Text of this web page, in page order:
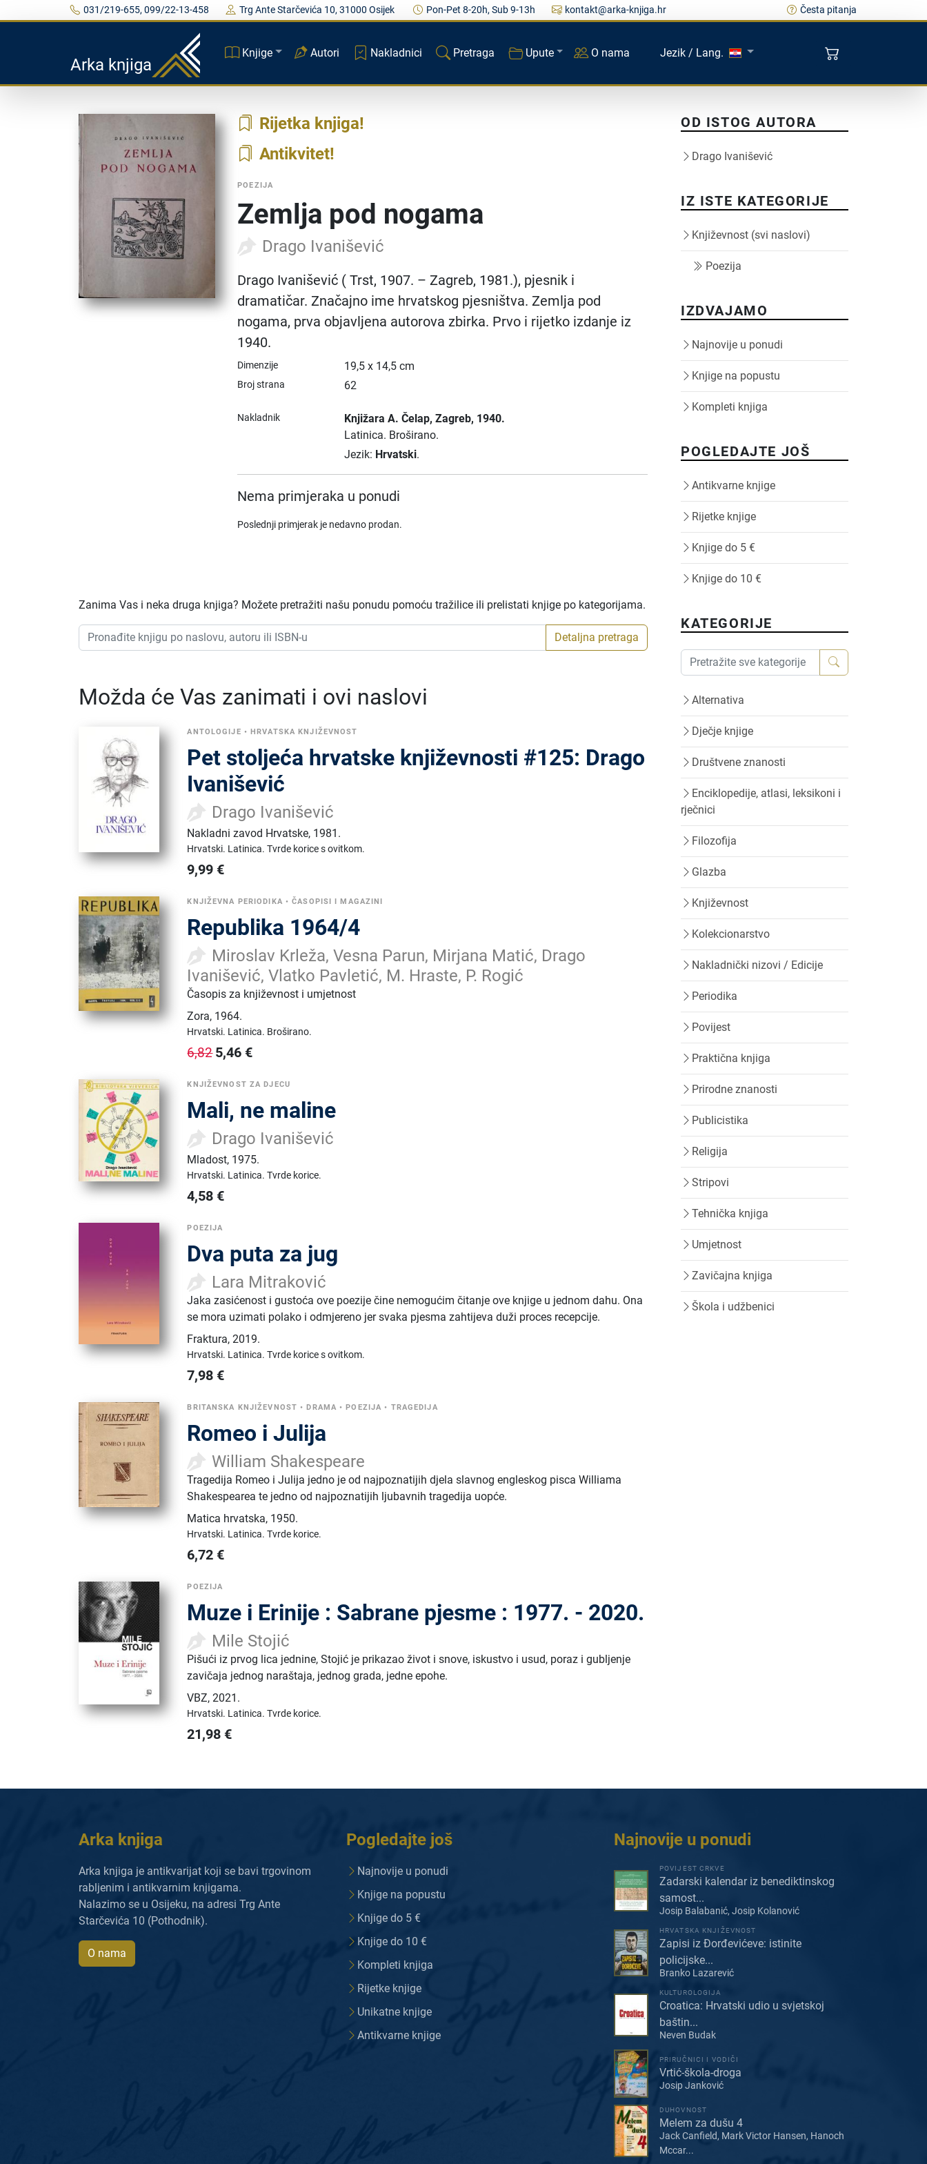
031/219-655, 099/22-13-458 Trg Ante Starčevića 10, 31000 Osijek Pon-Pet 8-20h, Sub 9-13h kontakt@arka-knjiga.hr Česta pitanja
Arka knjiga
Knjige Autori Nakladnici Pretraga Upute O nama Jezik / Lang.
Rijetka knjiga
Antikvitet
POEZIJA
Zemlja pod nogama
Drago Ivanišević
Drago Ivanišević ( Trst, 1907. – Zagreb, 1981.), pjesnik i
dramatičar. Značajno ime hrvatskog pjesništva. Zemlja pod
nogama, prva objavljena autorova zbirka. Prvo i rijetko izdanje iz
1940.
Dimenzije 19,5 x 14,5 cm
Broj strana 62
Nakladnik Knjižara A. Čelap, Zagreb, 1940.
Latinica. Broširano.
Jezik: Hrvatski.
Nema primjeraka u ponudi
Poslednji primjerak je nedavno prodan.
Zanima Vas i neka druga knjiga? Možete pretražiti našu ponudu pomoću tražilice ili prelistati knjige po kategorijama.
Detaljna pretraga
Možda će Vas zanimati i ovi naslovi
ANTOLOGIJE •HRVATSKA KNJIŽEVNOST
Pet stoljeća hrvatske književnosti #125: Drago
Ivanišević
Drago Ivanišević
Nakladni zavod Hrvatske, 1981.
Hrvatski. Latinica.Tvrde korice s ovitkom.
9,99 €
KNJIŽEVNA PERIODIKA •ČASOPISI I MAGAZINI
Republika 1964/4
Miroslav Krleža, Vesna Parun, Mirjana Matić, Drago
Ivanišević, Vlatko Pavletić, M. Hraste, P. Rogić
Časopis za književnost i umjetnost
Zora, 1964.
Hrvatski. Latinica. Broširano.
6,825,46 €
KNJIŽEVNOST ZA DJECU
Mali, ne maline
Drago Ivanišević
Mladost, 1975.
Hrvatski. Latinica.Tvrde korice.
4,58 €
POEZIJA
Dva puta za jug
Lara Mitraković
Jaka zasićenost i gustoća ove poezije čine nemogućim čitanje ove knjige u jednom dahu. Ona
se mora uzimati polako i odmjereno jer svaka pjesma zahtijeva duži proces recepcije.
Fraktura,2019.
Hrvatski. Latinica.Tvrde korice s ovitkom.
7,98 €
BRITANSKA KNJIŽEVNOST •DRAMA •POEZIJA • TRAGEDIJA
Romeo i Julija
William Shakespeare
Tragedija Romeo i Julija jedno je od najpoznatijih djela slavnog engleskog pisca Williama
Shakespearea te jedno od najpoznatijih ljubavnih tragedija uopće.
Matica hrvatska, 1950.
Hrvatski. Latinica.Tvrde korice.
6,72 €
POEZIJA
Muze i Erinije : Sabrane pjesme : 1977. - 2020.
Mile Stojić
Pišući iz prvog lica jednine, Stojić je prikazao život i snove, iskustvo i usud, poraz i gubljenje
zavičaja jednog naraštaja, jednog grada, jedne epohe.
VBZ,2021.
Hrvatski. Latinica.Tvrde korice.
21,98 €
OD ISTOG AUTORA
Drago Ivanišević
IZ ISTE KATEGORIJE
Književnost (svi naslovi)
Poezija
IZDVAJAMO
Najnovije u ponudi
Knjige na popustu
Kompleti knjiga
POGLEDAJTE JOŠ
Antikvarne knjige
Rijetke knjige
Knjige do 5 €
Knjige do 10 €
KATEGORIJE
Alternativa
Dječje knjige
Društvene znanosti
Enciklopedije, atlasi, leksikoni i
rječnici
Filozofija
Glazba
Književnost
Kolekcionarstvo
Nakladnički nizovi / Edicije
Periodika
Povijest
Praktična knjiga
Prirodne znanosti
Publicistika
Religija
Stripovi
Tehnička knjiga
Umjetnost
Zavičajna knjiga
Škola i udžbenici
Arka knjiga
Arka knjiga je antikvarijat koji se bavi trgovinom
rabljenim i antikvarnim knjigama.
Nalazimo se u Osijeku, na adresi Trg Ante
Starčevića 10 (Pothodnik).
O nama
Pogledajte još
Najnovije u ponudi
Knjige na popustu
Knjige do 5 €
Knjige do 10 €
Kompleti knjiga
Rijetke knjige
Unikatne knjige
Antikvarne knjige
Najnovije u ponudi
POVIJEST CRKVE
Zadarski kalendar iz benediktinskog
samost...
Josip Balabanić, Josip Kolanović
HRVATSKA KNJIŽEVNOST
Zapisi iz Đorđevićeve: istinite
policijske...
Branko Lazarević
KULTUROLOGIJA
Croatica: Hrvatski udio u svjetskoj
baštin...
Neven Budak
PRIRUČNICI I VODIČI
Vrtić-škola-droga
Josip Janković
DUHOVNOST
Melem za dušu 4
Jack Canfield, Mark Victor Hansen, Hanoch
Mccar...